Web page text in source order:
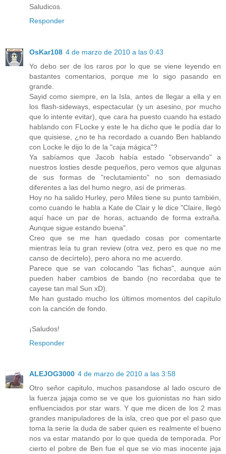
Saludicos.
Responder
OsKar108 4 de marzo de 2010 a las 0:43
Yo debo ser de los raros por lo que se viene leyendo en
bastantes comentarios, porque me lo sigo pasando en
grande.
Sayid como siempre, en la Isla, antes de llegar a ella y en
los flash-sideways, espectacular (y un asesino, por mucho
que lo intente evitar), que cara ha puesto cuando ha estado
hablando con FLocke y este le ha dicho que le podía dar lo
que quisiese, ¿no te ha recordado a cuando Ben hablando
con Locke le dijo lo de la "caja mágica"?
Ya sabíamos que Jacob había estado "observando" a
nuestros losties desde pequeños, pero vemos que algunas
de sus formas de "reclutamiento" no son demasiado
diferentes a las del humo negro, así de primeras.
Hoy no ha salido Hurley, pero Miles tiene su punto también,
como cuando le habla a Kate de Clair y le dice "Claire, llegó
aquí hace un par de horas, actuando de forma extraña.
Aunque sigue estando buena".
Creo que se me han quedado cosas por comentarte
mientras leía tu gran review (otra vez, pero es que no me
canso de decírtelo), pero ahora no me acuerdo.
Parece que se van colocando "las fichas", aunque aún
pueden haber cambios de bando (no recordaba que te
cayese tan mal Sun xD).
Me han gustado mucho los últimos momentos del capítulo
con la canción de fondo.
¡Saludos!
Responder
ALEJOG3000 4 de marzo de 2010 a las 3:58
Otro señor capitulo, muchos pasandose al lado oscuro de
la fuerza jajaja como se ve que los guionistas no han sido
enfluenciados por star wars. Y que me dicen de los 2 mas
grandes manipuladores de la isla, creo que por el paso que
toma la serie la duda de saber quien es realmente el bueno
nos va estar matando por lo que queda de temporada. Por
cierto el pobre de Ben fue el que se vio mas inocente jaja